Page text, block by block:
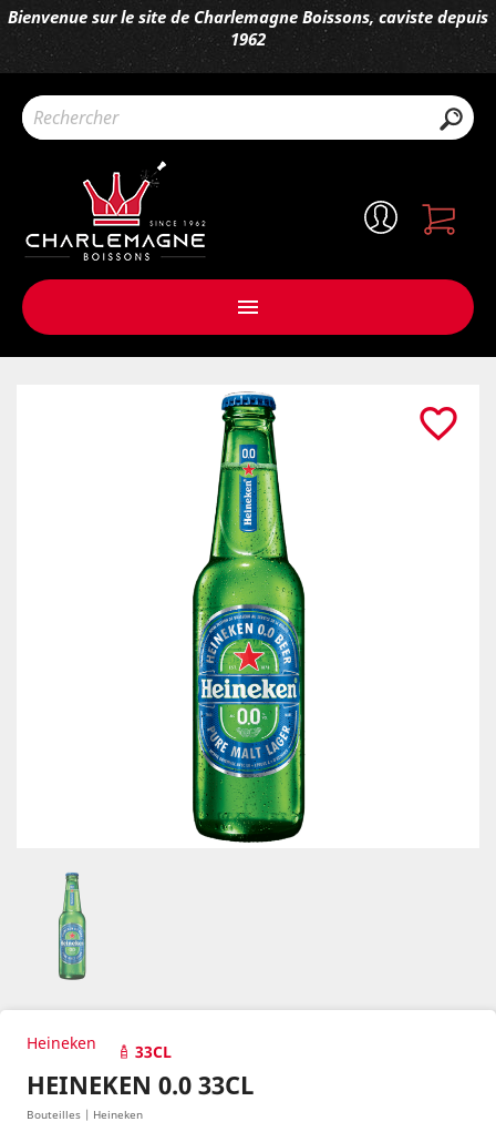
Bienvenue sur le site de Charlemagne Boissons, caviste depuis
1962

favorite_border
Heineken 33CL
HEINEKEN 0.0 33CL
Bouteilles | Heineken